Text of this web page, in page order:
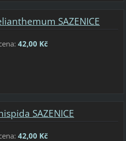
SAZENICE
42,00 Kč
SAZENICE
42,00 Kč